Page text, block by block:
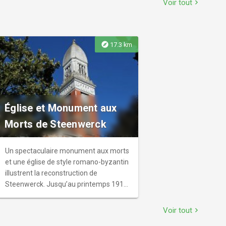
Voir tout chevron_right
explore 17.3 km
Église et Monument aux
Morts de Steenwerck
Un spectaculaire monument aux morts
et une église de style romano-byzantin
illustrent la reconstruction de
Steenwerck. Jusqu’au printemps 1918,
Voir tout chevron_right